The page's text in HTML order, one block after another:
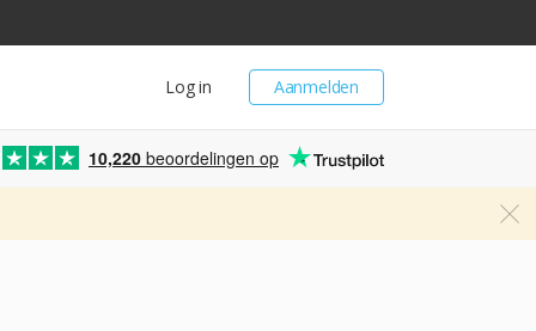
Aanmelden
Log in
10,220 beoordelingen op